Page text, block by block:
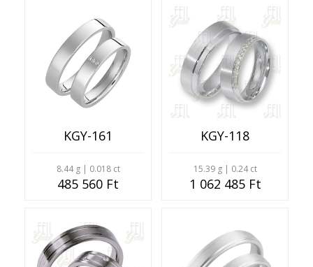
KGY-161
8.44 g | 0.018 ct
485 560 Ft
KGY-118
15.39 g | 0.24 ct
1 062 485 Ft